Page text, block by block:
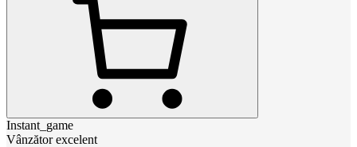
Instant_game
Vânzător excelent